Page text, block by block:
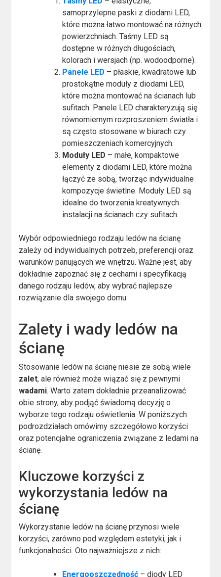
samoprzylepne paski z diodami LED,
które można łatwo montować na różnych
powierzchniach. Taśmy LED są
dostępne w różnych długościach,
kolorach i wersjach (np. wodoodporne).
Panele LED – płaskie, kwadratowe lub
prostokątne moduły z diodami LED,
które można montować na ścianach lub
sufitach. Panele LED charakteryzują się
równomiernym rozproszeniem światła i
są często stosowane w biurach czy
pomieszczeniach komercyjnych.
Moduły LED – małe, kompaktowe
elementy z diodami LED, które można
łączyć ze sobą, tworząc indywidualne
kompozycje świetlne. Moduły LED są
idealne do tworzenia kreatywnych
instalacji na ścianach czy sufitach.
Wybór odpowiedniego rodzaju ledów na ścianę
zależy od indywidualnych potrzeb, preferencji oraz
warunków panujących we wnętrzu. Ważne jest, aby
dokładnie zapoznać się z cechami i specyfikacją
danego rodzaju ledów, aby wybrać najlepsze
rozwiązanie dla swojego domu.
Zalety i wady ledów na
ścianę
Stosowanie ledów na ścianę niesie ze sobą wiele
zalet, ale również może wiązać się z pewnymi
wadami. Warto zatem dokładnie przeanalizować
obie strony, aby podjąć świadomą decyzję o
wyborze tego rodzaju oświetlenia. W poniższych
podrozdziałach omówimy szczegółowo korzyści
oraz potencjalne ograniczenia związane z ledami na
ścianę.
Kluczowe korzyści z
wykorzystania ledów na
ścianę
Wykorzystanie ledów na ścianę przynosi wiele
korzyści, zarówno pod względem estetyki, jak i
funkcjonalności. Oto najważniejsze z nich:
Energooszczędność – diody LED